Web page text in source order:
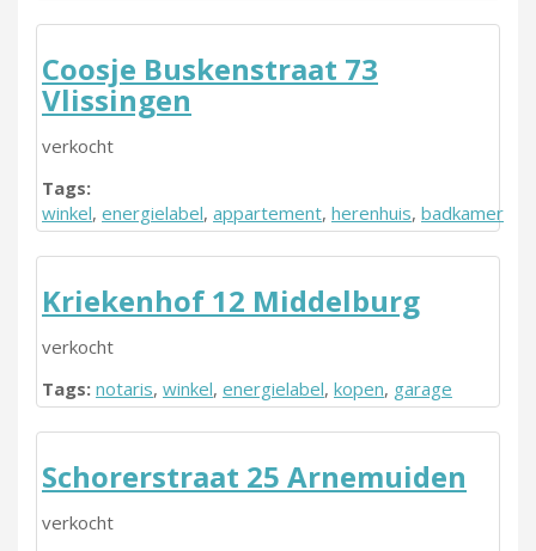
Coosje Buskenstraat 73
Vlissingen
verkocht
Tags:
winkel, energielabel, appartement, herenhuis, badkamer
Kriekenhof 12 Middelburg
verkocht
Tags: notaris, winkel, energielabel, kopen, garage
Schorerstraat 25 Arnemuiden
verkocht